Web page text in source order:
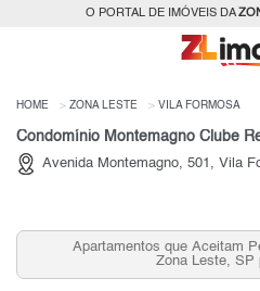
O PORTAL DE IMÓVEIS DA
HOME ZONA LESTE VILA FORMOSA
Condomínio Montemagno Clube
Avenida Montemagno, 501, Vila
Permuta na Vila Formosa,